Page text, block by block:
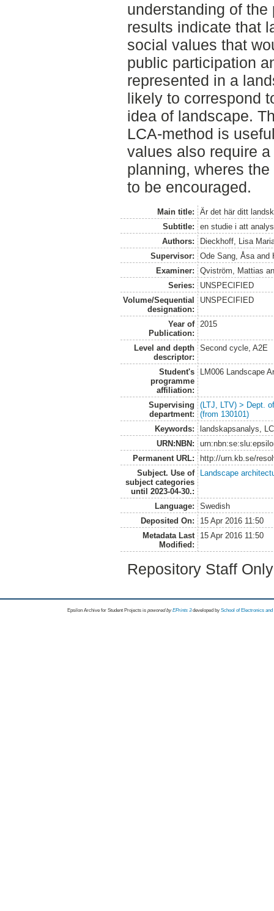
understanding of
results indicate that
social values that
public participation
represented in a
likely to correspond
idea of landscape.
LCA-method is
values also require
planning, wheres
to be encouraged.
Main title:
Är det här ditt
Subtitle:
en studie i att
Authors:
Dieckhoff, Lisa
Supervisor:
Ode Sang, Åsa and
Examiner:
Qviström, Mattias
Series:
UNSPECIFIED
Volume/Sequential
designation:
UNSPECIFIED
Year of
Publication:
2015
Level and depth
descriptor:
Second cycle, A2E
Student's
programme
affiliation:
LM006 Landscape
Supervising
department:
(LTJ, LTV) > Dept.
(from 130101)
Keywords:
landskapsanalys,
URN:NBN:
Permanent URL:
http://urn.kb.se/
Subject. Use of
subject categories
until 2023-04-30.:
Landscape
Language:
Swedish
Deposited On:
15 Apr 2016 11:50
Metadata Last
Modified:
15 Apr 2016 11:50
Repository Staff
Epsilon Archive for Student Projects is powored byEPrints 3 developed by School of Electronics